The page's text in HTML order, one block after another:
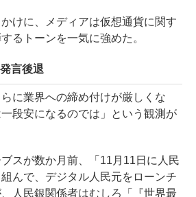
けに、メディアは仮想通貨に関す
るトーンを一気に強めた。
言後退
に業界への締め付けが厳しくな
段安になるのでは」という観測が
スが数か月前、「11月11日に人民
んで、デジタル人民元をローンチ
人民銀関係者はむしろ「『世界最